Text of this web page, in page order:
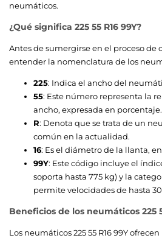
neumáticos.
¿Qué significa 225 55 R16 99Y?
Antes de sumergirse en el proceso de
entender la nomenclatura de los
225: Indica el ancho del
55: Este número representa la
ancho, expresada en porcentaje.
R: Denota que se trata de un
común en la actualidad.
16: Es el diámetro de la llanta,
99Y: Este código incluye el
soporta hasta 775 kg) y la
permite velocidades de hasta
Beneficios de los neumáticos 225
Los neumáticos 225 55 R16 99Y